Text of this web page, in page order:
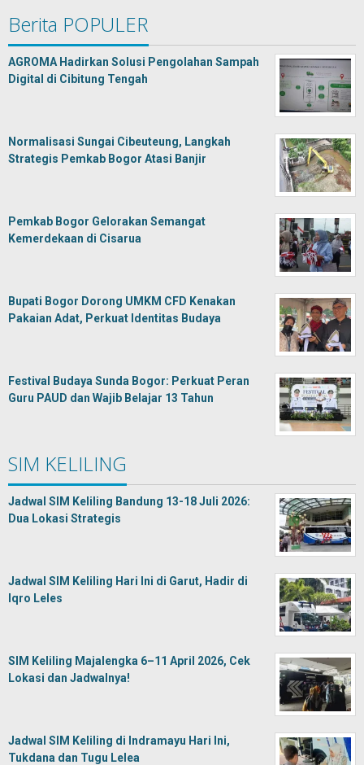
Berita POPULER
AGROMA Hadirkan Solusi Pengolahan Sampah
Digital di Cibitung Tengah
Normalisasi Sungai Cibeuteung, Langkah
Strategis Pemkab Bogor Atasi Banjir
Pemkab Bogor Gelorakan Semangat
Kemerdekaan di Cisarua
Bupati Bogor Dorong UMKM CFD Kenakan
Pakaian Adat, Perkuat Identitas Budaya
Festival Budaya Sunda Bogor: Perkuat Peran
Guru PAUD dan Wajib Belajar 13 Tahun
SIM KELILING
Jadwal SIM Keliling Bandung 13-18 Juli 2026:
Dua Lokasi Strategis
Jadwal SIM Keliling Hari Ini di Garut, Hadir di
Iqro Leles
SIM Keliling Majalengka 6–11 April 2026, Cek
Lokasi dan Jadwalnya!
Jadwal SIM Keliling di Indramayu Hari Ini,
Tukdana dan Tugu Lelea